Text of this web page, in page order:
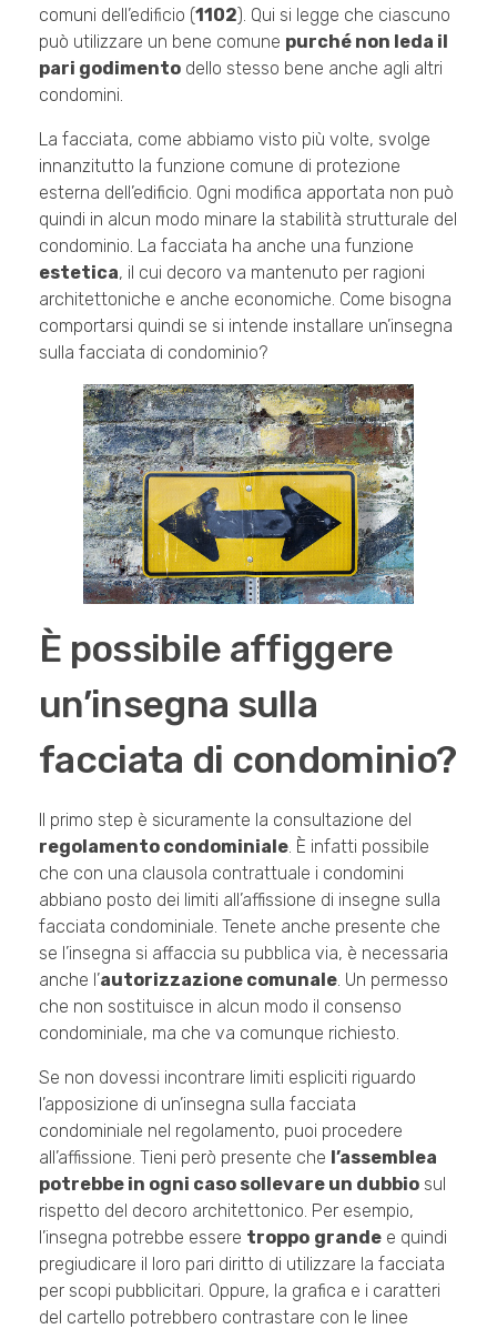
comuni dell’edificio (1102). Qui si legge che ciascuno
può utilizzare un bene comune purché non leda il
pari godimento dello stesso bene anche agli altri
condomini.
La facciata, come abbiamo visto più volte, svolge
innanzitutto la funzione comune di protezione
esterna dell’edificio. Ogni modifica apportata non può
quindi in alcun modo minare la stabilità strutturale del
condominio. La facciata ha anche una funzione
estetica, il cui decoro va mantenuto per ragioni
architettoniche e anche economiche. Come bisogna
comportarsi quindi se si intende installare un’insegna
sulla facciata di condominio?
È possibile affiggere
un’insegna sulla
facciata di condominio?
Il primo step è sicuramente la consultazione del
regolamento condominiale. È infatti possibile
che con una clausola contrattuale i condomini
abbiano posto dei limiti all’affissione di insegne sulla
facciata condominiale. Tenete anche presente che
se l’insegna si affaccia su pubblica via, è necessaria
anche l’autorizzazione comunale. Un permesso
che non sostituisce in alcun modo il consenso
condominiale, ma che va comunque richiesto.
Se non dovessi incontrare limiti espliciti riguardo
l’apposizione di un’insegna sulla facciata
condominiale nel regolamento, puoi procedere
all’affissione. Tieni però presente che l’assemblea
potrebbe in ogni caso sollevare un dubbio sul
rispetto del decoro architettonico. Per esempio,
l’insegna potrebbe essere troppo grande e quindi
pregiudicare il loro pari diritto di utilizzare la facciata
per scopi pubblicitari. Oppure, la grafica e i caratteri
del cartello potrebbero contrastare con le linee